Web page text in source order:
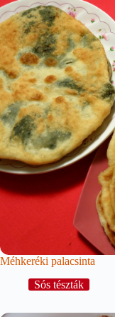
Méhkeréki palacsinta
Sós tészták